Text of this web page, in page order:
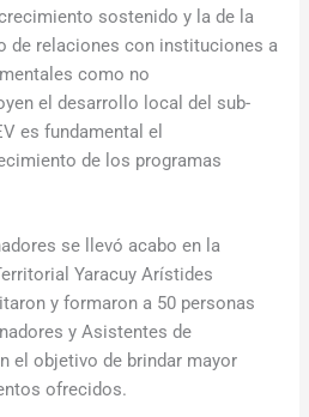
sostenido y la de la
de relaciones con instituciones a
como no
el desarrollo local del sub-
es fundamental el
de los programas
se llevó acabo en la
Yaracuy Arístides
y formaron a 50 personas
y Asistentes de
el objetivo de brindar mayor
ofrecidos.